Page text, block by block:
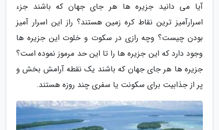
آیا می دانید جزیره ها هر جای جهان که باشند جزء
اسرارآمیز ترین نقاط کره زمین هستند؟ راز این اسرار آمیز
بودن چیست؟ وچه رازی در سکوت و خلوت این جزیره ها
وجود دارد که این جزیره ها را تا این حد مرموز نموده است؟
جزیره ها هر جای جهان که باشند یک نقطه آرامش بخش و
پر از جذابیت برای سکونت یا سفری چند روزه هستند.